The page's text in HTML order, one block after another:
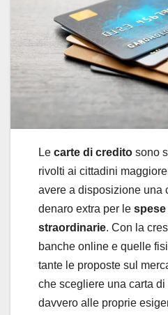
Le carte di credito sono
rivolti ai cittadini
avere a disposizione una
denaro extra per le
straordinarie. Con la
banche online e quelle
tante le proposte sul
che scegliere una carta
davvero alle proprie